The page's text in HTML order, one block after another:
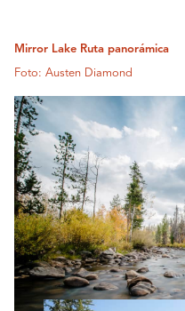
Mirror Lake Ruta panorámica
Foto: Austen Diamond